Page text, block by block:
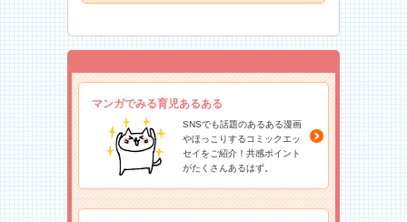
マンガでみる育児あるある
SNSでも話題のあるある漫画
やほっこりするコミックエッ
セイをご紹介！共感ポイント
がたくさんあるはず。